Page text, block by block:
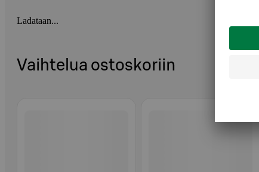
Ladataan...
Vaihtelua ostoskoriin